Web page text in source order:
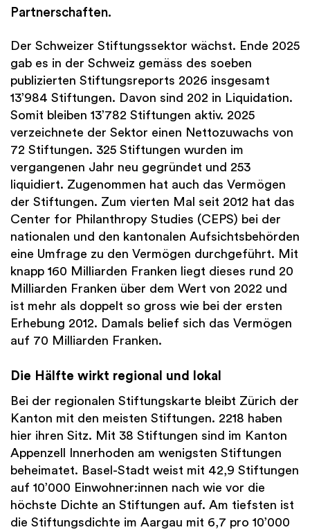
Partnerschaften.
Der Schweizer Stiftungssektor wächst. Ende 2025
gab es in der Schweiz gemäss des soeben
publizierten Stiftungsreports 2026 insgesamt
13’984 Stiftungen. Davon sind 202 in Liquidation.
Somit bleiben 13’782 Stiftungen aktiv. 2025
verzeichnete der Sektor einen Nettozuwachs von
72 Stiftungen. 325 Stiftungen wurden im
vergangenen Jahr neu gegründet und 253
liquidiert. Zugenommen hat auch das Vermögen
der Stiftungen. Zum vierten Mal seit 2012 hat das
Center for Philanthropy Studies (CEPS) bei der
nationalen und den kantonalen Aufsichtsbehörden
eine Umfrage zu den Vermögen durchgeführt. Mit
knapp 160 Milliarden Franken liegt dieses rund 20
Milliarden Franken über dem Wert von 2022 und
ist mehr als doppelt so gross wie bei der ersten
Erhebung 2012. Damals belief sich das Vermögen
auf 70 Milliarden Franken.
Die Hälfte wirkt regional und lokal
Bei der regionalen Stiftungskarte bleibt Zürich der
Kanton mit den meisten Stiftungen. 2218 haben
hier ihren Sitz. Mit 38 Stiftungen sind im Kanton
Appenzell Innerhoden am wenigsten Stiftungen
beheimatet. Basel-Stadt weist mit 42,9 Stiftungen
auf 10’000 Einwohner:innen nach wie vor die
höchste Dichte an Stiftungen auf. Am tiefsten ist
die Stiftungsdichte im Aargau mit 6,7 pro 10’000